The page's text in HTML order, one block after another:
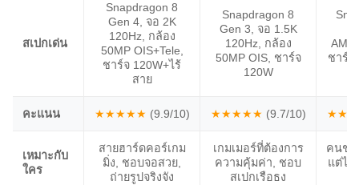
สเปกเด่น
Snapdragon 8
Gen 4, จอ 2K
120Hz, กล้อง
50MP OIS+Tele,
ชาร์จ 120W+ไร้
สาย
Snapdragon 8
Gen 3, จอ 1.5K
120Hz, กล้อง
50MP OIS, ชาร์จ
120W
ชาร์จ
คะแนน ★★★★★ (9.9/10) ★★★★★ (9.7/10)
เหมาะกับ
ใคร
สายฮาร์ดคอร์เกม
มิ่ง, ชอบจอสวย,
ถ่ายรูปจริงจัง
เกมเมอร์ที่ต้องการ
ความคุ้มค่า, ชอบ
สเปกเรือธง
คนชอ
แต่ไม่